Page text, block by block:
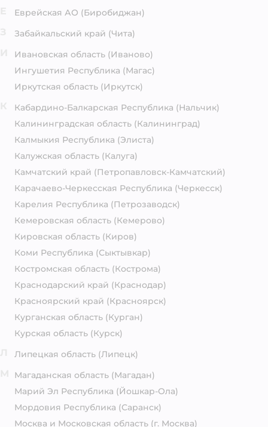
Еврейская АО (Биробиджан)
Забайкальский край (Чита)
Ивановская область (Иваново)
Ингушетия Республика (Магас)
Иркутская область (Иркутск)
Кабардино-Балкарская Республика (Нальчик)
Калининградская область (Калининград)
Калмыкия Республика (Элиста)
Калужская область (Калуга)
Камчатский край (Петропавловск-Камчатский)
Карачаево-Черкесская Республика (Черкесск)
Карелия Республика (Петрозаводск)
Кемеровская область (Кемерово)
Кировская область (Киров)
Коми Республика (Сыктывкар)
Костромская область (Кострома)
Краснодарский край (Краснодар)
Красноярский край (Красноярск)
Курганская область (Курган)
Курская область (Курск)
Липецкая область (Липецк)
Магаданская область (Магадан)
Марий Эл Республика (Йошкар-Ола)
Мордовия Республика (Саранск)
Москва и Московская область (г. Москва)